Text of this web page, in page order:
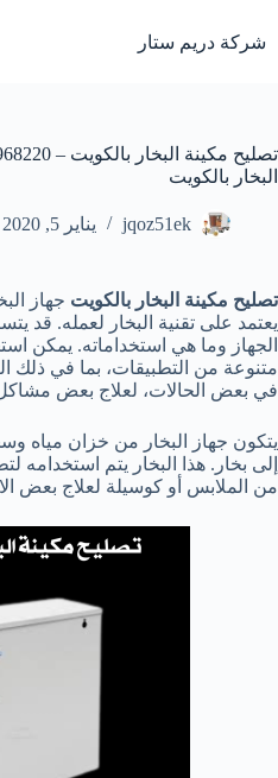
إلى
المحتوى
شركة دريم ستار
البخار بالكويت
jqoz51ek يناير 5, 2020
تصليح مكينة البخار بالكويت جهاز
يعتمد على تقنية البخار لعمله. قد
الجهاز وما هي استخداماته. يمكن
متنوعة من التطبيقات، بما في ذلك
في بعض الحالات، لعلاج بعض
يتكون جهاز البخار من خزان مياه
إلى بخار. هذا البخار يتم استخدامه
من الملابس أو كوسيلة لعلاج بعض